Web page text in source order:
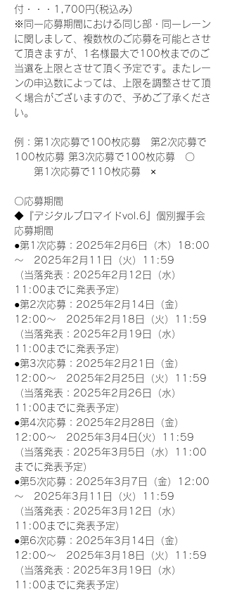
付・・・1,700円(税込み)
※同一応募期間における同じ部・同一レーン
に関しまして、複数枚のご応募を可能とさせ
て頂きますが、1名様最大で100枚までのご
当選を上限とさせて頂く予定です。またレー
ンの申込数によっては、上限を調整させて頂
く場合がございますので、予めご了承くださ
い。
例：第1次応募で100枚応募　第2次応募で
100枚応募 第3次応募で100枚応募　〇
第1次応募で110枚応募　×
〇応募期間
◆『デジタルブロマイドvol.6』個別握手会
応募期間
●第1次応募：2025年2月6日（木）18:00
～　2025年2月11日（火）11:59
（当落発表：2025年2月12日（水）
11:00までに発表予定）
●第2次応募：2025年2月14日（金）
12:00～　2025年2月18日（火）11:59
（当落発表：2025年2月19日（水）
11:00までに発表予定）
●第3次応募：2025年2月21日（金）
12:00～　2025年2月25日（火）11:59
（当落発表：2025年2月26日（水）
11:00までに発表予定）
●第4次応募：2025年2月28日（金）
12:00～　2025年3月4日(火）11:59
（当落発表：2025年3月5日（水）11:00
までに発表予定）
●第5次応募：2025年3月7日（金）12:00
～　2025年3月11日（火）11:59
（当落発表：2025年3月12日（水）
11:00までに発表予定）
●第6次応募：2025年3月14日（金）
12:00～　2025年3月18日（火）11:59
（当落発表：2025年3月19日（水）
11:00までに発表予定）